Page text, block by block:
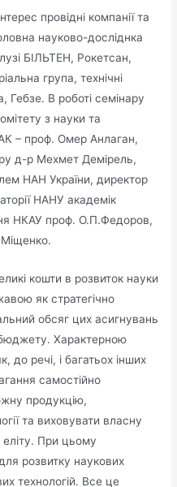
провідні компанії та
науково-досліднка
БІЛЬТЕН, Рокетсан,
група, технічні
Гебзе. В роботі семінару
з науки та
– проф. Омер Анлаган,
д-р Мехмет Демірель,
НАН України, директор
НАНУ академік
НКАУ проф. О.П.Федоров,
кошти в розвиток науки
як стратегічно
обсяг цих асигнувань
Характерною
до речі, і багатьох інших
самостійно
продукцію,
та виховувати власну
При цьому
розвитку наукових
технологій. Все це